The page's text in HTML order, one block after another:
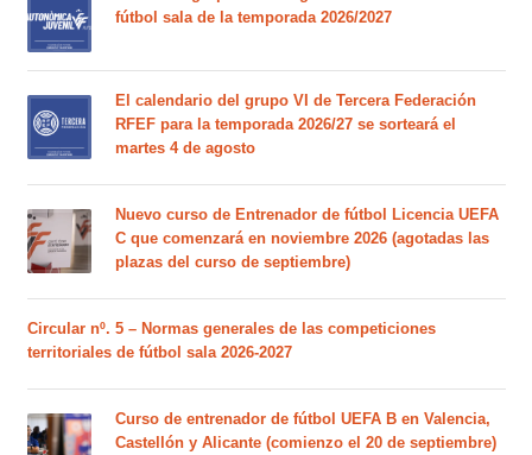
fútbol sala de la temporada 2026/2027
El calendario del grupo VI de Tercera Federación
RFEF para la temporada 2026/27 se sorteará el
martes 4 de agosto
Nuevo curso de Entrenador de fútbol Licencia UEFA
C que comenzará en noviembre 2026 (agotadas las
plazas del curso de septiembre)
Circular nº. 5 – Normas generales de las competiciones
territoriales de fútbol sala 2026-2027
Curso de entrenador de fútbol UEFA B en Valencia,
Castellón y Alicante (comienzo el 20 de septiembre)